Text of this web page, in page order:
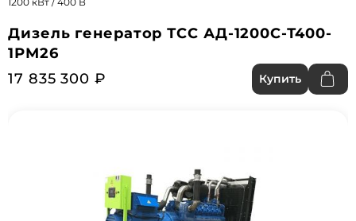
Дизель генератор ТСС АД-1200С-Т400-
1РМ26
17 835 300 ₽
Купить